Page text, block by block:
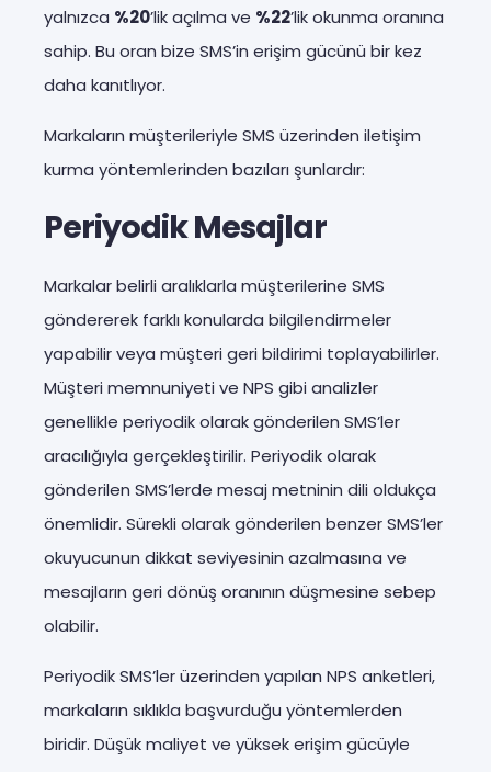
yalnızca %20’lik açılma ve %22’lik okunma oranına
sahip. Bu oran bize SMS’in erişim gücünü bir kez
daha kanıtlıyor.
Markaların müşterileriyle SMS üzerinden iletişim
kurma yöntemlerinden bazıları şunlardır:
Periyodik Mesajlar
Markalar belirli aralıklarla müşterilerine SMS
göndererek farklı konularda bilgilendirmeler
yapabilir veya müşteri geri bildirimi toplayabilirler.
Müşteri memnuniyeti ve NPS gibi analizler
genellikle periyodik olarak gönderilen SMS’ler
aracılığıyla gerçekleştirilir. Periyodik olarak
gönderilen SMS’lerde mesaj metninin dili oldukça
önemlidir. Sürekli olarak gönderilen benzer SMS’ler
okuyucunun dikkat seviyesinin azalmasına ve
mesajların geri dönüş oranının düşmesine sebep
olabilir.
Periyodik SMS’ler üzerinden yapılan NPS anketleri,
markaların sıklıkla başvurduğu yöntemlerden
biridir. Düşük maliyet ve yüksek erişim gücüyle